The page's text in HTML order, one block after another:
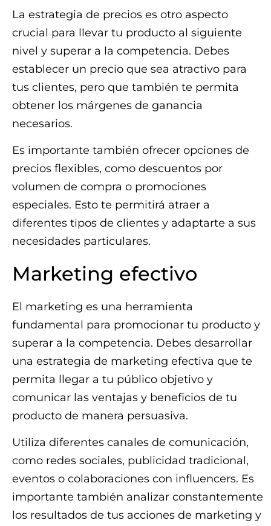
La estrategia de precios es otro aspecto
crucial para llevar tu producto al siguiente
nivel y superar a la competencia. Debes
establecer un precio que sea atractivo para
tus clientes, pero que también te permita
obtener los márgenes de ganancia
necesarios.
Es importante también ofrecer opciones de
precios flexibles, como descuentos por
volumen de compra o promociones
especiales. Esto te permitirá atraer a
diferentes tipos de clientes y adaptarte a sus
necesidades particulares.
Marketing efectivo
El marketing es una herramienta
fundamental para promocionar tu producto y
superar a la competencia. Debes desarrollar
una estrategia de marketing efectiva que te
permita llegar a tu público objetivo y
comunicar las ventajas y beneficios de tu
producto de manera persuasiva.
Utiliza diferentes canales de comunicación,
como redes sociales, publicidad tradicional,
eventos o colaboraciones con influencers. Es
importante también analizar constantemente
los resultados de tus acciones de marketing y